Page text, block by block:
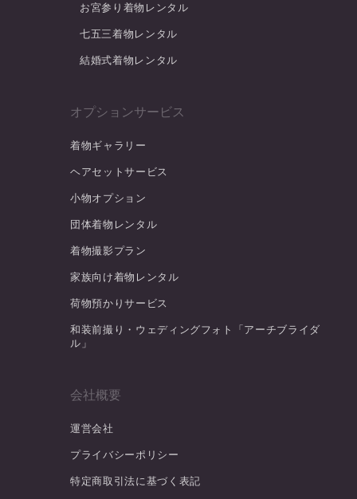
お宮参り着物レンタル
七五三着物レンタル
結婚式着物レンタル
オプションサービス
着物ギャラリー
ヘアセットサービス
小物オプション
団体着物レンタル
着物撮影プラン
家族向け着物レンタル
荷物預かりサービス
和装前撮り・ウェディングフォト「アーチブライダ
ル」
会社概要
運営会社
プライバシーポリシー
特定商取引法に基づく表記